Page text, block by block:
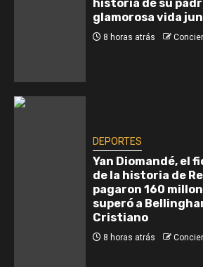
historia de su
glamorosa vida
8 horas atrás
DEPORTES
Yan Diomandé, el
de la historia de
pagaron 160
superó a
Cristiano
8 horas atrás